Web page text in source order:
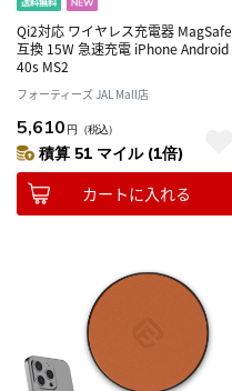
Qi2対応 ワイヤレス充電器 MagSafe
互換 15W 急速充電 iPhone Android
40s MS2
フォーティーズ JAL Mall店
5,610 円 （税込）
積算 51 マイル (1倍)
カートに入れる